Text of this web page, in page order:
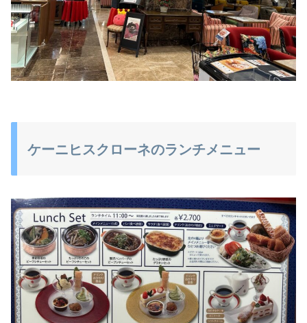
ケーニヒスクローネのランチメニュー